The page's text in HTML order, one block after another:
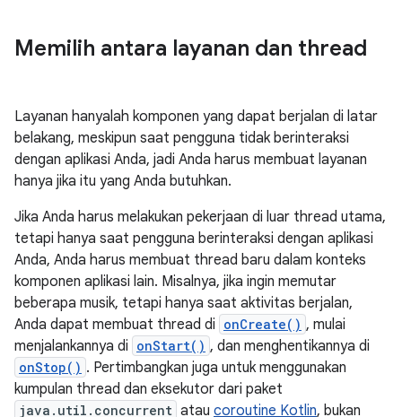
Memilih antara layanan dan thread
Layanan hanyalah komponen yang dapat berjalan di latar
belakang, meskipun saat pengguna tidak berinteraksi
dengan aplikasi Anda, jadi Anda harus membuat layanan
hanya jika itu yang Anda butuhkan.
Jika Anda harus melakukan pekerjaan di luar thread utama,
tetapi hanya saat pengguna berinteraksi dengan aplikasi
Anda, Anda harus membuat thread baru dalam konteks
komponen aplikasi lain. Misalnya, jika ingin memutar
beberapa musik, tetapi hanya saat aktivitas berjalan,
Anda dapat membuat thread di onCreate() , mulai
menjalankannya di onStart() , dan menghentikannya di
onStop() . Pertimbangkan juga untuk menggunakan
kumpulan thread dan eksekutor dari paket
java.util.concurrent atau coroutine Kotlin, bukan